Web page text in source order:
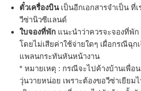
ตั๋วเครื่องบิน เป็นอีกเอกสารจำเป็น ที่
วีซ่านิวซีแลนด์
ใบจองที่พัก แนะนำว่าควรจะจองที่พัก
โดยไม่เสียค่าใช้จ่ายใดๆ เผื่อกรณีฉุก
แพลนกระทันหันหน้างาน
* หมายเหตุ : กรณีจะไปค้างบ้านเพื่อ
วุ่นวายหน่อย เพราะต้องขอวีซ่าเยีย